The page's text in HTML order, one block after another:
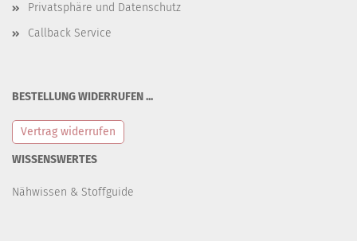
Privatsphäre und Datenschutz
Callback Service
BESTELLUNG WIDERRUFEN ...
Vertrag widerrufen
WISSENSWERTES
Nähwissen & Stoffguide